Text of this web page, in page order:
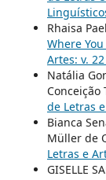
Rhaisa
Where
Artes: v.
Natália
Conceição
de Letras
Bianca
Müller de
Letras e
GISELLE